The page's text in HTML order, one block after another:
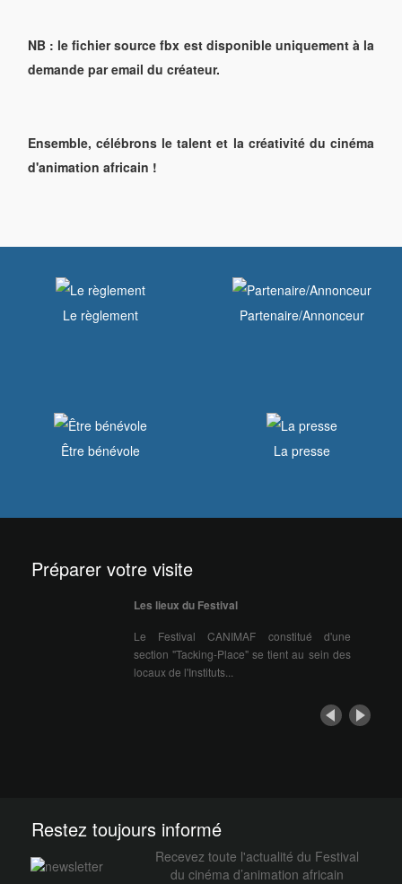
NB : le fichier source fbx est disponible uniquement à la
demande par email du créateur.
Ensemble, célébrons le talent et la créativité du cinéma
d'animation africain !
Le règlement Partenaire/Annonceur
Être bénévole La presse
Préparer votre visite
Les lieux du Festival
Le Festival CANIMAF constitué d'une
section "Tacking-Place" se tient au sein des
locaux de l'Instituts...
Restez toujours informé
Recevez toute l'actualité du Festival
du cinéma d’animation africain